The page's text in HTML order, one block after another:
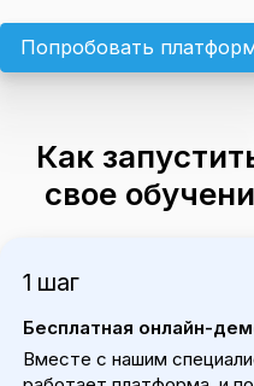
Попробовать
Как
свое
1 шаг
Бесплатная онлайн-
Вместе с нашим